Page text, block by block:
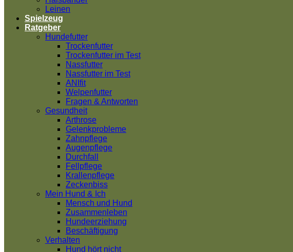
Leinen
Spielzeug
Ratgeber
Hundefutter
Trockenfutter
Trockenfutter im Test
Nassfutter
Nassfutter im Test
ANIfit
Welpenfutter
Fragen & Antworten
Gesundheit
Arthrose
Gelenkprobleme
Zahnpflege
Augenpflege
Durchfall
Fellpflege
Krallenpflege
Zeckenbiss
Mein Hund & Ich
Mensch und Hund
Zusammenleben
Hundeerziehung
Beschäftigung
Verhalten
Hund hört nicht